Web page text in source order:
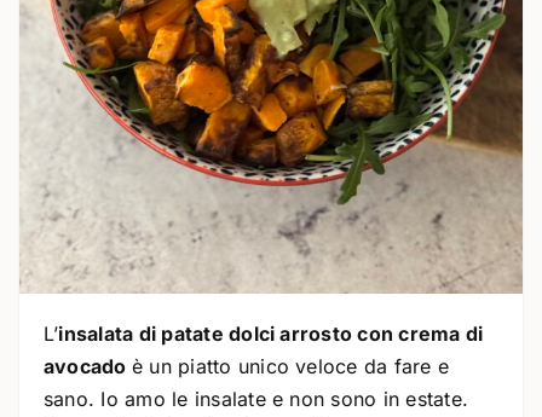
L’insalata di patate dolci arrosto con crema di
avocado è un piatto unico veloce da fare e
sano. Io amo le insalate e non sono in estate.